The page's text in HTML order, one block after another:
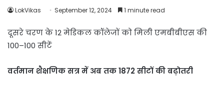
LokVikas September 12, 2024 1 minute read
दूसरे चरण के 12 मेडिकल कॉलेजों को मिली एमबीबीएस की
100–100 सीटें
वर्तमान शैक्षणिक सत्र में अब तक 1872 सीटों की बढ़ोतरी